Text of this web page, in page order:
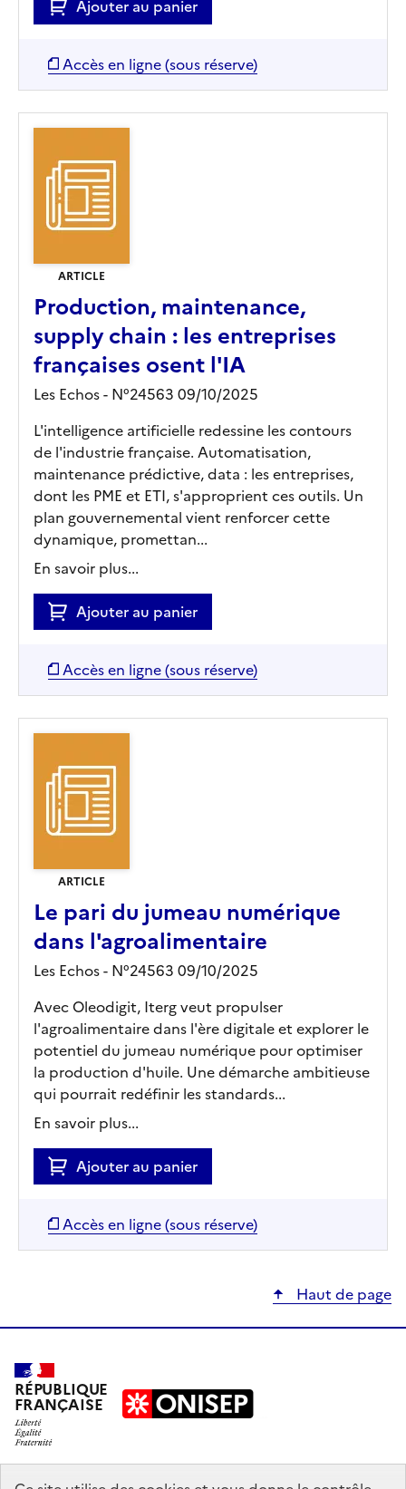
Ajouter au panier
Accès en ligne (sous réserve)
ARTICLE
Production, maintenance,
supply chain : les entreprises
françaises osent l'IA
Les Echos - N°24563 09/10/2025
L'intelligence artificielle redessine les contours
de l'industrie française. Automatisation,
maintenance prédictive, data : les entreprises,
dont les PME et ETI, s'approprient ces outils. Un
plan gouvernemental vient renforcer cette
dynamique, promettan...
En savoir plus...
Ajouter au panier
Accès en ligne (sous réserve)
ARTICLE
Le pari du jumeau numérique
dans l'agroalimentaire
Les Echos - N°24563 09/10/2025
Avec Oleodigit, Iterg veut propulser
l'agroalimentaire dans l'ère digitale et explorer le
potentiel du jumeau numérique pour optimiser
la production d'huile. Une démarche ambitieuse
qui pourrait redéfinir les standards...
En savoir plus...
Ajouter au panier
Accès en ligne (sous réserve)
Haut de page
RÉPUBLIQUE
FRANÇAISE